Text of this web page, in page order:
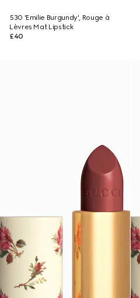
530 'Emilie Burgundy', Rouge à
Lèvres Mat Lipstick
£40